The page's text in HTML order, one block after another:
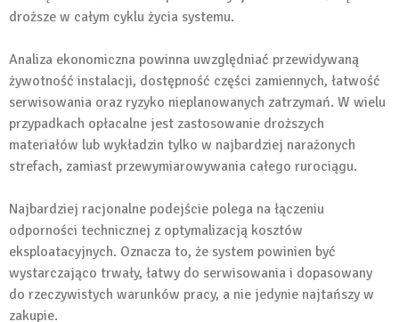
droższe w całym cyklu życia systemu.
Analiza ekonomiczna powinna uwzględniać przewidywaną
żywotność instalacji, dostępność części zamiennych, łatwość
serwisowania oraz ryzyko nieplanowanych zatrzymań. W wielu
przypadkach opłacalne jest zastosowanie droższych
materiałów lub wykładzin tylko w najbardziej narażonych
strefach, zamiast przewymiarowywania całego rurociągu.
Najbardziej racjonalne podejście polega na łączeniu
odporności technicznej z optymalizacją kosztów
eksploatacyjnych. Oznacza to, że system powinien być
wystarczająco trwały, łatwy do serwisowania i dopasowany
do rzeczywistych warunków pracy, a nie jedynie najtańszy w
zakupie.